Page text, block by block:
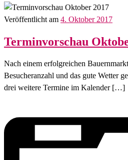
Veröffentlicht am 4. Oktober 2017
Terminvorschau
Nach einem erfolgreichen
Besucheranzahl und das gute Wetter
drei weitere Termine im Kalender […]